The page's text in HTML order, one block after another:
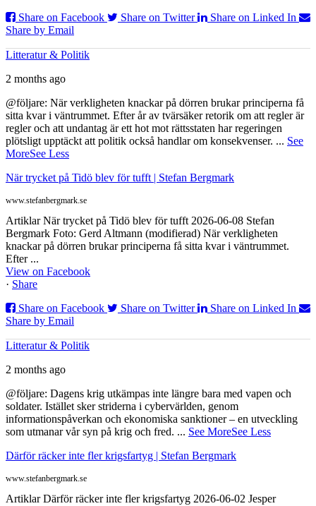
Share on Facebook
Share on Twitter
Share on Linked In
Share by Email
Litteratur & Politik
2 months ago
@följare: När verkligheten knackar på dörren brukar principerna få
sitta kvar i väntrummet. Efter år av tvärsäker retorik om att regler är
regler och att undantag är ett hot mot rättsstaten har regeringen
plötsligt upptäckt att politik också handlar om konsekvenser. ... See
MoreSee Less
När trycket på Tidö blev för tufft | Stefan Bergmark
www.stefanbergmark.se
Artiklar När trycket på Tidö blev för tufft 2026-06-08 Stefan
Bergmark Foto: Gerd Altmann (modifierad) När verkligheten
knackar på dörren brukar principerna få sitta kvar i väntrummet.
Efter ...
View on Facebook
· Share
Share on Facebook
Share on Twitter
Share on Linked In
Share by Email
Litteratur & Politik
2 months ago
@följare: Dagens krig utkämpas inte längre bara med vapen och
soldater. Istället sker striderna i cybervärlden, genom
informationspåverkan och ekonomiska sanktioner – en utveckling
som utmanar vår syn på krig och fred. ... See MoreSee Less
Därför räcker inte fler krigsfartyg | Stefan Bergmark
www.stefanbergmark.se
Artiklar Därför räcker inte fler krigsfartyg 2026-06-02 Jesper